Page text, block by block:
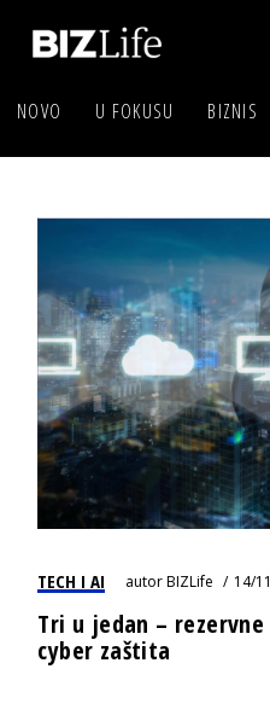
NOVO U FOKUSU BIZNIS
TECH I AI autorBIZLife 14/
Tri u jedan –
cyber zaštita